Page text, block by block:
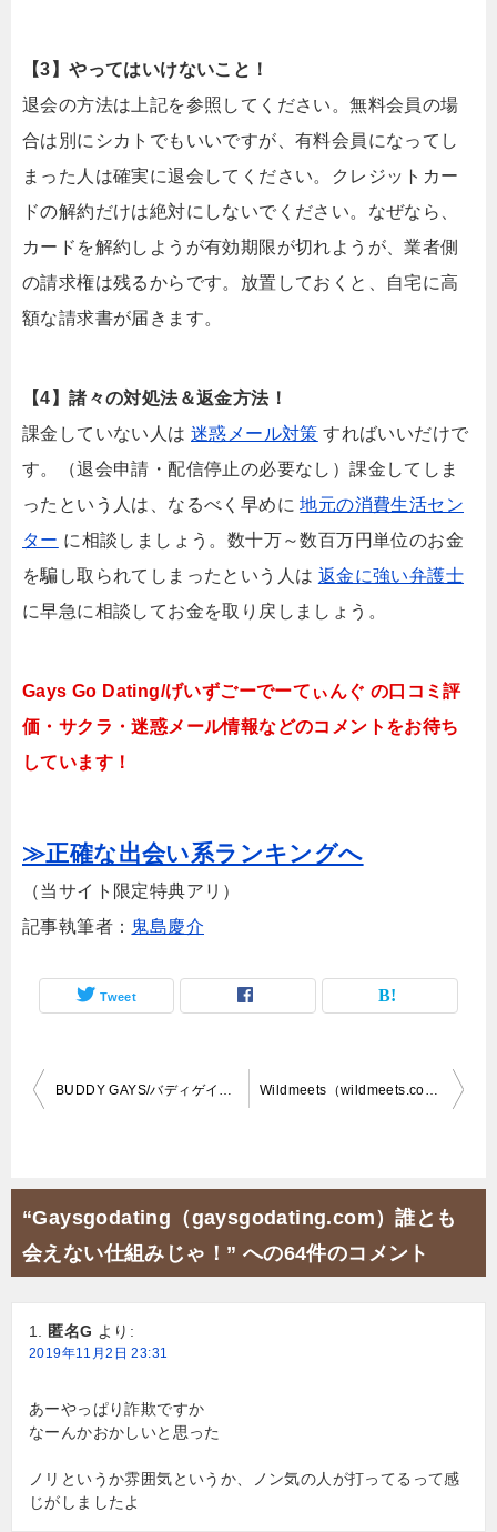
【3】やってはいけないこと！
退会の方法は上記を参照してください。無料会員の場
合は別にシカトでもいいですが、有料会員になってし
まった人は確実に退会してください。クレジットカー
ドの解約だけは絶対にしないでください。なぜなら、
カードを解約しようが有効期限が切れようが、業者側
の請求権は残るからです。放置しておくと、自宅に高
額な請求書が届きます。
【4】諸々の対処法＆返金方法！
課金していない人は 迷惑メール対策 すればいいだけで
す。（退会申請・配信停止の必要なし）課金してしま
ったという人は、なるべく早めに地元の消費生活セン
ター に相談しましょう。数十万～数百万円単位のお金
を騙し取られてしまったという人は 返金に強い弁護士
に早急に相談してお金を取り戻しましょう。
Gays Go Dating/げいずごーでーてぃんぐ の口コミ評
価・サクラ・迷惑メール情報などのコメントをお待ち
しています！
≫正確な出会い系ランキングへ
（当サイト限定特典アリ）
記事執筆者： 鬼島慶介
Tweet
投
ビ
ゲ
ー
ョ
BUDDY GAYS/バディゲイズ（buddygays.com）中身をプロが検証！ Wildmeets（wildmeets.com）はサクラボットまみれ！解約方法をプロが伝授
“Gaysgodating（gaysgodating.com）誰とも
会えない仕組みじゃ！” への64件のコメント
匿名G より:
2019年11月2日 23:31
あーやっぱり詐欺ですか
なーんかおかしいと思った
ノリというか雰囲気というか、ノン気の人が打ってるって感
じがしましたよ